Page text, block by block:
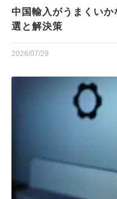
中国輸入がうまくい
選と解決策
2026/07/29